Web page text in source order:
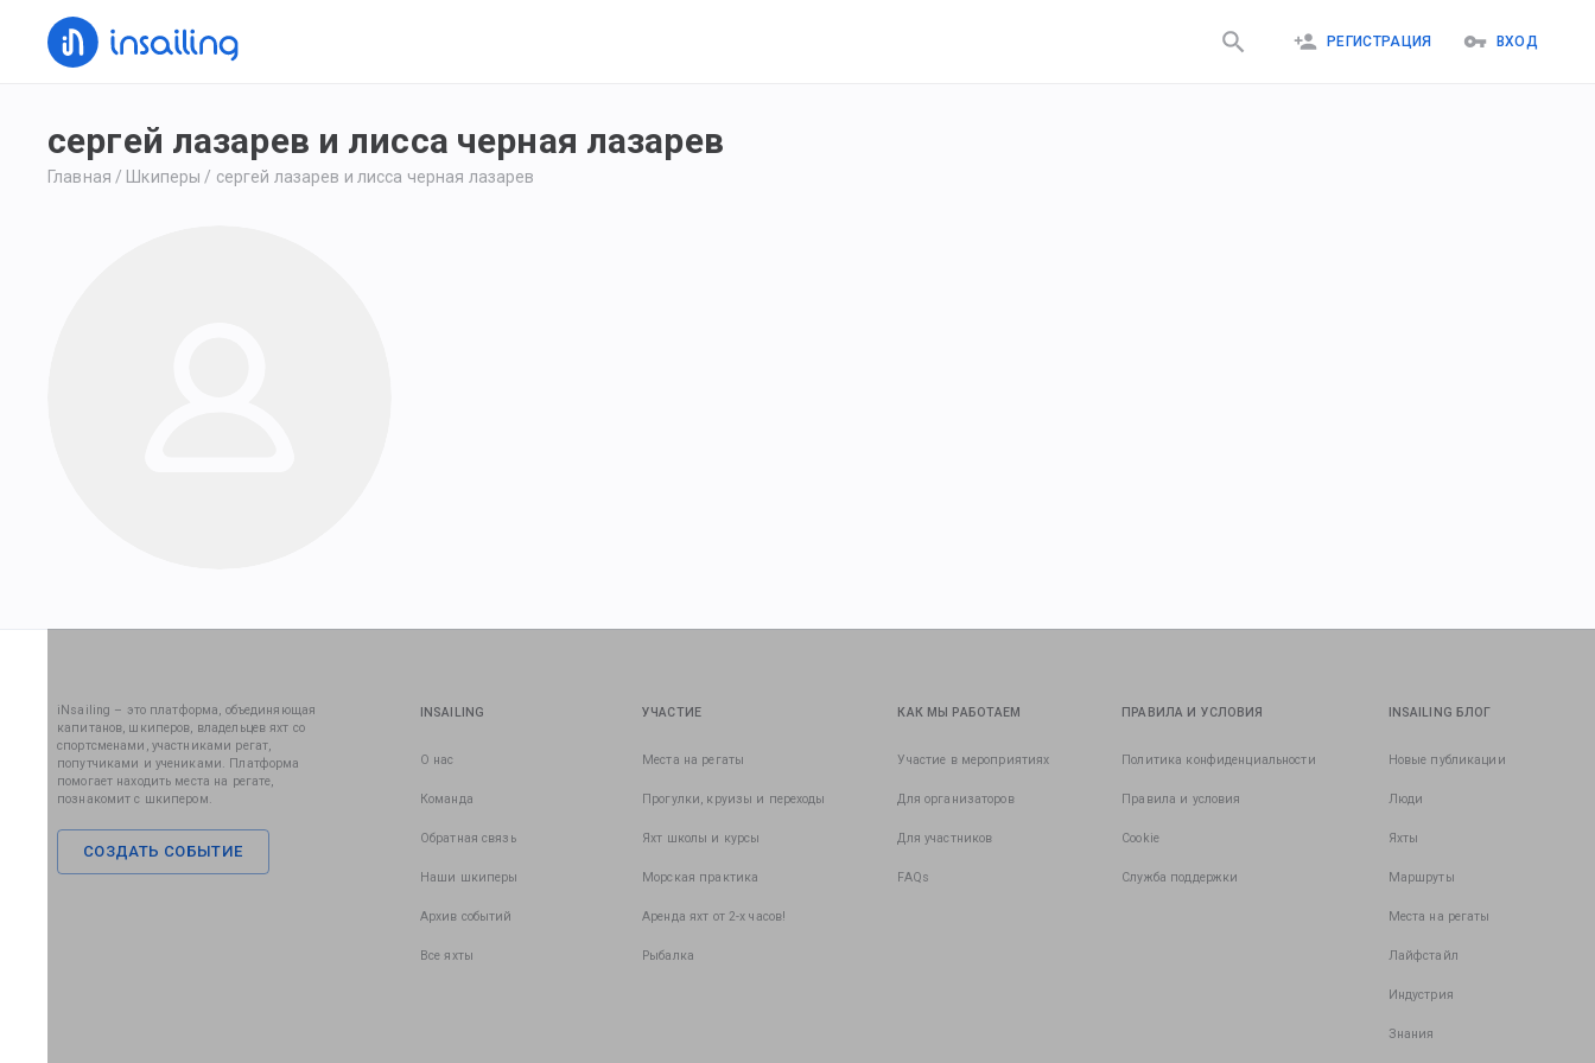
РЕГИСТРАЦИЯ ВХОД
сергей лазарев и лисса черная лазарев
Главная / Шкиперы / сергей лазарев и лисса черная лазарев
iNsailing – это платформа, объединяющая
капитанов, шкиперов, владельцев яхт со
спортсменами, участниками регат,
попутчиками и учениками. Платформа
помогает находить места на регате,
познакомит с шкипером.
СОЗДАТЬ СОБЫТИЕ
INSAILING
О нас
Команда
Обратная связь
Наши шкиперы
Архив событий
Все яхты
УЧАСТИЕ
Места на регаты
Прогулки, круизы и переходы
Яхт школы и курсы
Морская практика
Аренда яхт от 2-х часов!
Рыбалка
КАК МЫ РАБОТАЕМ
Участие в мероприятиях
Для организаторов
Для участников
FAQs
ПРАВИЛА И УСЛОВИЯ
Политика конфиденциальности
Правила и условия
Cookie
Служба поддержки
INSAILING БЛОГ
Новые публикации
Люди
Яхты
Маршруты
Места на регаты
Лайфстайл
Индустрия
Знания